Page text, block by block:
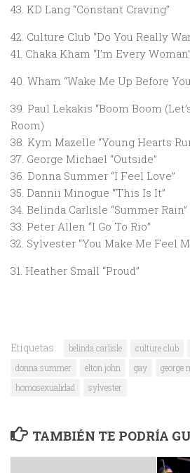
43. KD Lang “Constant Craving”
42. Culture Club “Do You Really
41. Chaka Kham “I’m Every Woman”
40. Wham “Wake Me Up Before You
39. Paul Lekakis “Boom Boom
Room)
38. Kym Mazelle “Young Hearts
37. George Michael “Outside”
36. Donna Summer “I Feel Love”
35. Dannii Minogue “This Is It”
34. Belinda Carlisle “Summer Rain”
33. Peter Allen “I Go To Rio”
32. Sylvester “You Make Me Feel
31. Heather Small “Proud”
Etiquetas: belinda carlisle culture club
donna summer
elton john gay george
homosexualidad
sylvester
TAMBIÉN TE PODRÍA